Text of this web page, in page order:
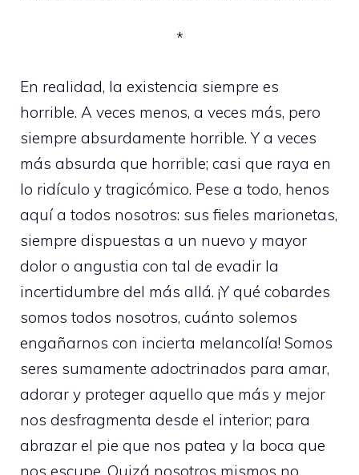
*
En realidad, la existencia siempre es
horrible. A veces menos, a veces más, pero
siempre absurdamente horrible. Y a veces
más absurda que horrible; casi que raya en
lo ridículo y tragicómico. Pese a todo, henos
aquí a todos nosotros: sus fieles marionetas,
siempre dispuestas a un nuevo y mayor
dolor o angustia con tal de evadir la
incertidumbre del más allá. ¡Y qué cobardes
somos todos nosotros, cuánto solemos
engañarnos con incierta melancolía! Somos
seres sumamente adoctrinados para amar,
adorar y proteger aquello que más y mejor
nos desfragmenta desde el interior; para
abrazar el pie que nos patea y la boca que
nos escupe. Quizá nosotros mismos no